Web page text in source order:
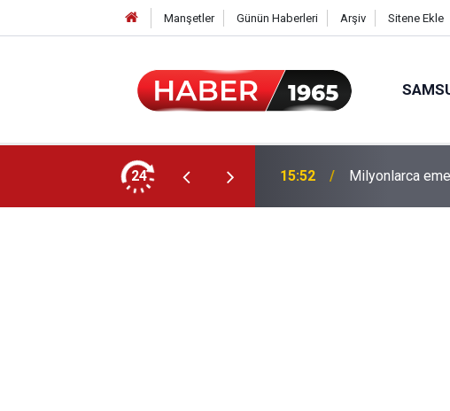
Manşetler Günün Haberleri Arşiv Sitene Ekle
24 15:52 Milyonlarca